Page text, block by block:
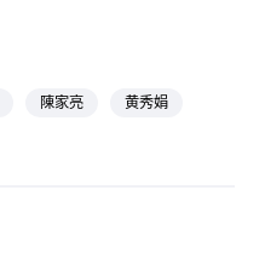
陳家亮
黄秀娟